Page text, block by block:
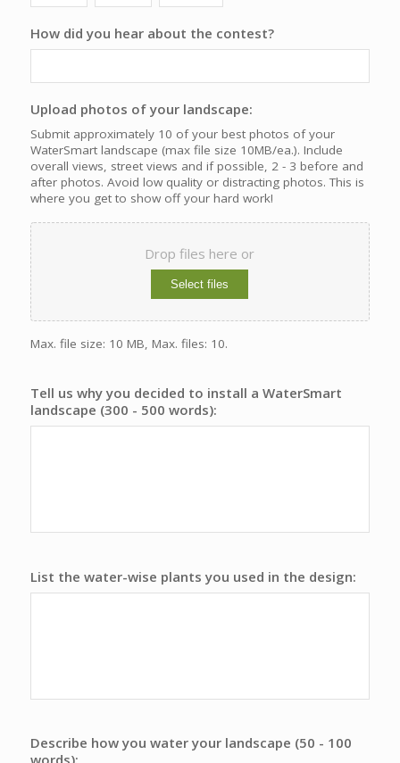
How did you hear about the contest?
Upload photos of your landscape:
Submit approximately 10 of your best photos of your
WaterSmart landscape (max file size 10MB/ea.). Include
overall views, street views and if possible, 2 - 3 before and
after photos. Avoid low quality or distracting photos. This is
where you get to show off your hard work!
Drop files here or
Select files
Max. file size: 10 MB, Max. files: 10.
Tell us why you decided to install a WaterSmart
landscape (300 - 500 words):
List the water-wise plants you used in the design:
Describe how you water your landscape (50 - 100